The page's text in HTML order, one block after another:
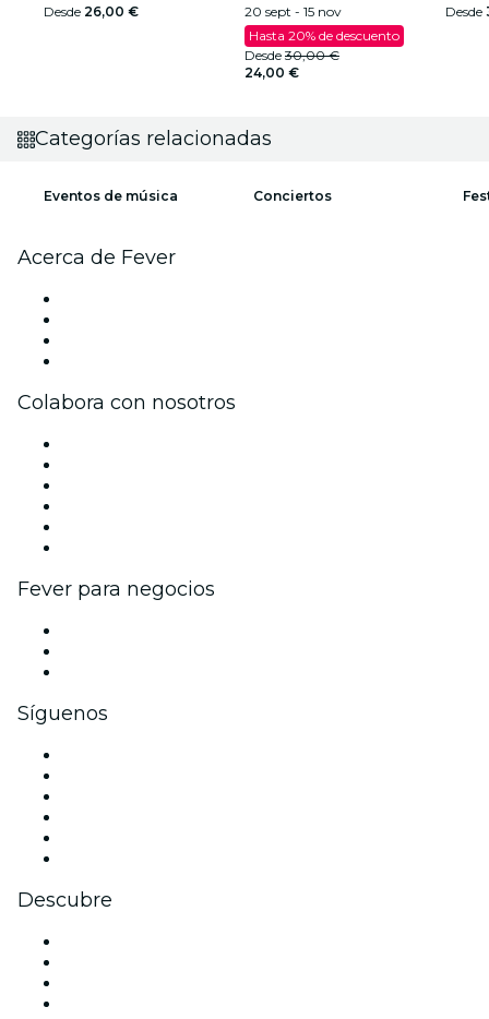
Desde 26,00 €
20 sept - 15 nov
Hasta 20% de descuento
Desde 30,00 €
24,00 €
Desde
Categorías relacionadas
Eventos de música Conciertos
Acerca de Fever
Colabora con nosotros
Fever para negocios
Síguenos
Descubre